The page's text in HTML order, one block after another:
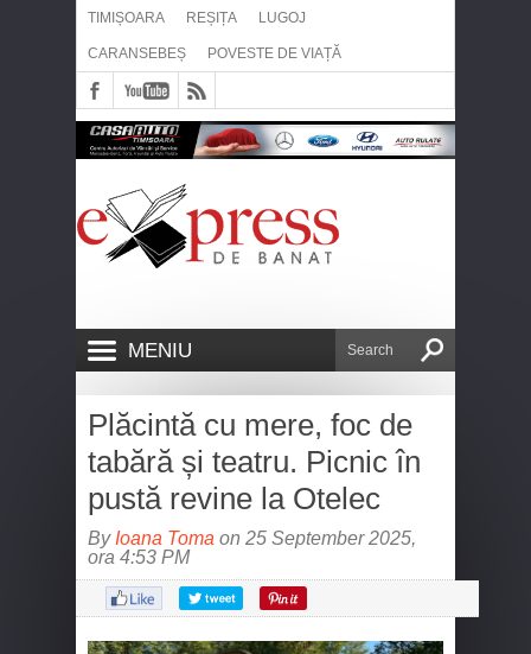
TIMIȘOARA REȘIȚA LUGOJ
CARANSEBEȘ POVESTE DE VIAȚĂ
MENIU
Plăcintă cu mere, foc de
tabără și teatru. Picnic în
pustă revine la Otelec
By Ioana Toma on 25 September 2025,
ora 4:53 PM